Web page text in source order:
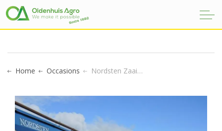
NORDSTEN ZAAIMACHINE
Home Occasions Nordsten Zaaimachine